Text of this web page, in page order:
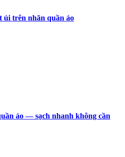
ủi trên nhãn quần áo
áo — sạch nhanh không cần